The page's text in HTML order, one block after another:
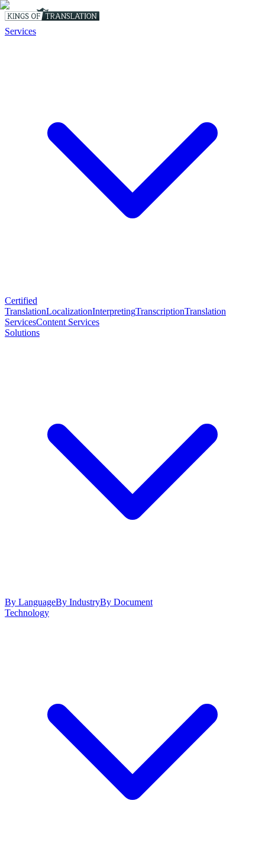
Services
Certified
TranslationLocalizationInterpretingTranscriptionTranslation
ServicesContent Services
Solutions
By LanguageBy IndustryBy Document
Technology